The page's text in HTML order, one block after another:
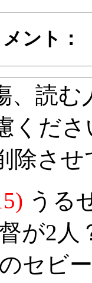
ント：
、読
くだ
除さ
うる
が2人
セビ